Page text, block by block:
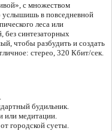
с множеством
услышишь в повседневной
леса или
без синтезаторных
чтобы разбудить и создать
стерео, 320 Кбит/сек.
будильник.
или медитации.
городской суеты.